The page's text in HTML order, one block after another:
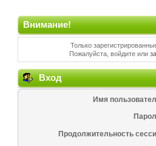
Внимание!
Только
Пожалуйста, войдите или
Вход
Имя
Продолжительность